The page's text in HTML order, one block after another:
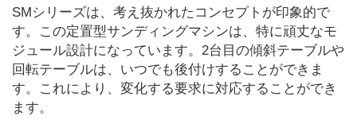
SMシリーズは、考え抜かれたコンセプトが印象的で
す。この定置型サンディングマシンは、特に頑丈なモ
ジュール設計になっています。2台目の傾斜テーブルや
回転テーブルは、いつでも後付けすることができま
す。これにより、変化する要求に対応することができ
ます。